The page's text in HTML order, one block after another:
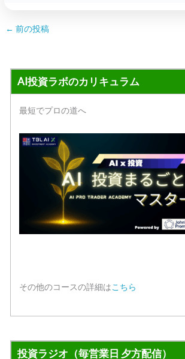
← 前の投稿
AI投資ラボのカリキュラム
最短でプロの道へ
その他のコースの詳細はこちら
投資ラジオ（毎営業日 夕方配信）